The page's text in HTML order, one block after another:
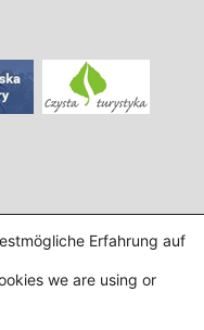
Erfahrung auf
we are using or